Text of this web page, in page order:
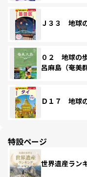
Ｊ３３ 地球
０２ 地球
呂麻島（奄美
Ｄ１７ 地球
特設ページ
世界遺産ラン